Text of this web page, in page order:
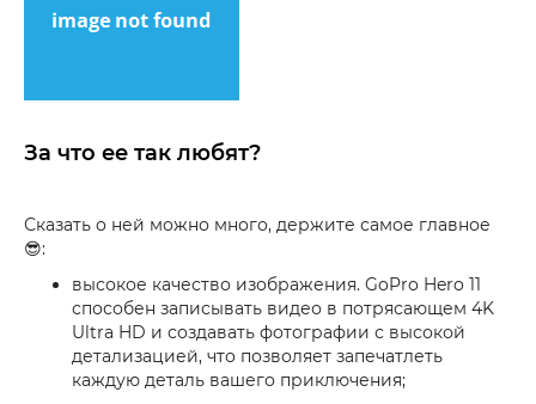
За что ее так любят?
Сказать о ней можно много, держите самое главное
😎:
высокое качество изображения. GoPro Hero 11
способен записывать видео в потрясающем 4K
Ultra HD и создавать фотографии с высокой
детализацией, что позволяет запечатлеть
каждую деталь вашего приключения;